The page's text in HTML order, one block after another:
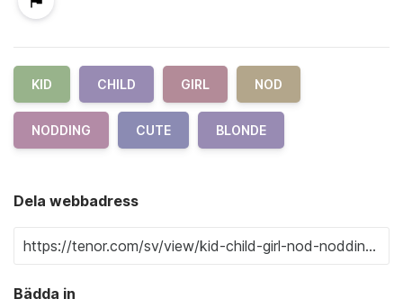
KID CHILD GIRL NOD
NODDING CUTE BLONDE
Dela webbadress
Bädda in